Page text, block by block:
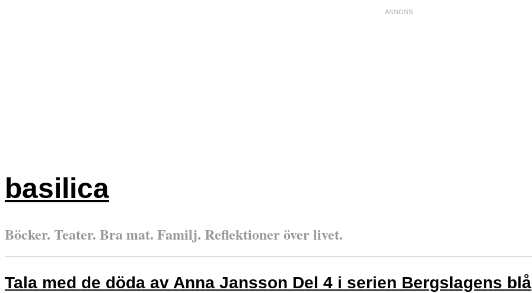
basilica
Böcker. Teater. Bra mat. Familj. Reflektioner över livet.
Tala med de döda av Anna Jansson Del 4 i serien Bergslagens blå